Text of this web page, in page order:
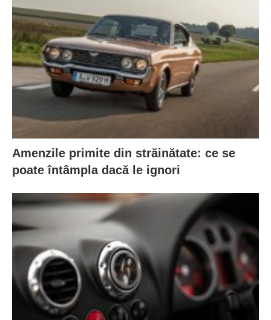
Amenzile primite din străinătate: ce se
poate întâmpla dacă le ignori